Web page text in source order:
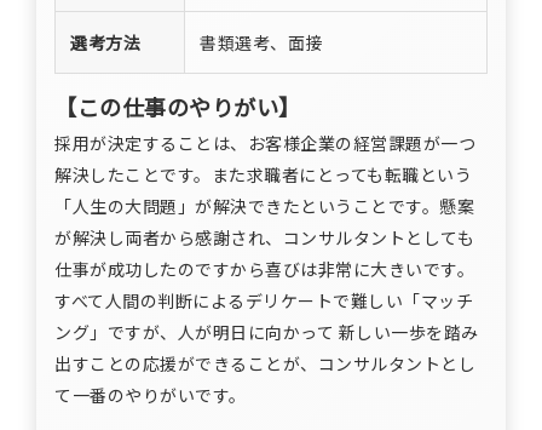
選考方法 書類選考、面接
【この仕事のやりがい】
採用が決定することは、お客様企業の経営課題が一つ
解決したことです。また求職者にとっても転職という
「人生の大問題」が解決できたということです。懸案
が解決し両者から感謝され、コンサルタントとしても
仕事が成功したのですから喜びは非常に大きいです。
すべて人間の判断によるデリケートで難しい「マッチ
ング」ですが、人が明日に向かって 新しい一歩を踏み
出すことの応援ができることが、コンサルタントとし
て一番のやりがいです。